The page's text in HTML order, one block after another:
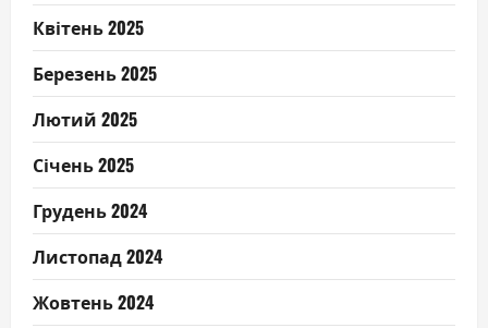
Квітень 2025
Березень 2025
Лютий 2025
Січень 2025
Грудень 2024
Листопад 2024
Жовтень 2024